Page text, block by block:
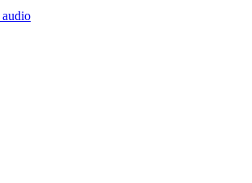
audio